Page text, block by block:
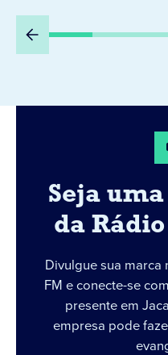
Seja
da
Divulgue sua marca
FM e conecte-se
presente em
empresa pode